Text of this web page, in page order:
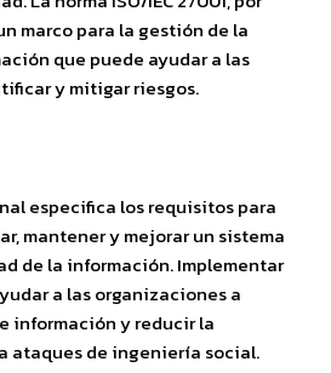
marco para la gestión de la
que puede ayudar a las
y mitigar riesgos.
especifica los requisitos para
mantener y mejorar un sistema
de la información. Implementar
a las organizaciones a
información y reducir la
ataques de ingeniería social.